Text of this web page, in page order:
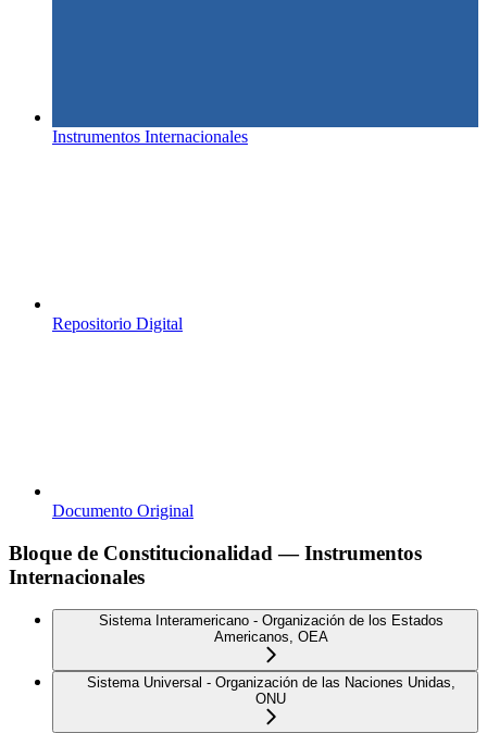
Instrumentos Internacionales
Repositorio Digital
Documento Original
Bloque de Constitucionalidad — Instrumentos
Internacionales
Sistema Interamericano - Organización de los Estados
Americanos, OEA
Sistema Universal - Organización de las Naciones Unidas,
ONU